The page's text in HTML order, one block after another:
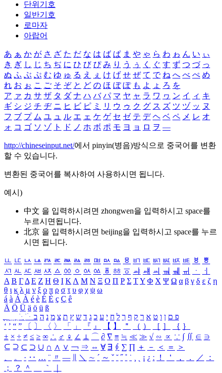
단위기호
일반기호
로마자
아랍어
あ ぁ か が さ ざ た だ な は ば ぱ ま や ゃ ら わ ゎ ん い ぃ
き ぎ し じ ち ぢ に ひ び ぴ み り う ぅ く ぐ す ず つ づ っ
ぬ ふ ぶ ぷ む ゆ ゅ る え ぇ け げ せ ぜ て で ね へ べ ぺ め
れ お ぉ こ ご そ ぞ と ど の ほ ぼ ぽ も よ ょ ろ を
ア ァ カ サ ザ タ ダ ナ ハ バ パ マ ヤ ャ ラ ワ ヮ ン イ ィ キ
ギ シ ジ チ ヂ ニ ヒ ビ ピ ミ リ ウ ゥ ク グ ス ズ ツ ヅ ッ ヌ
フ ブ プ ム ユ ュ ル エ ェ ケ ゲ セ ゼ テ デ ヘ ベ ペ メ レ オ
ォ コ ゴ ソ ゾ ト ド ノ ホ ボ ポ モ ヨ ョ ロ ヲ ―
http://chineseinput.net/에서 pinyin(병음)방식으로 중국어를 변환
할 수 있습니다.
변환된 중국어를 복사하여 사용하시면 됩니다.
예시)
中文 을 입력하시려면 zhongwen을 입력하시고 space를
누르시면됩니다.
北京 을 입력하시려면 beijing을 입력하시고 space를 누르
시면 됩니다.
ㅥ ㅦ ㅧ ㅨ ㅩ ㅪ ㅫ ㅬ ㅭ ㅮ ㅯ ㅰ ㅱ ㅲ ㅳ ㅴ ㅵ ㅶ ㅷ ㅸ
ㅹ
ㅺ ㅻ ㅼ ㅽ ㅾ ㅿ ㆀ ㆁ ㆂ ㆃ ㆄ ㆅ ㆆ ㆇ ㆈ ㆉ ㆊ ㆋ ㆌ ㆍ
ㆎ
Α Β ΓΔ Ε Ζ Η Θ Ι ΚΛ Μ Ν Ξ Ο Π Ρ Σ ΤΥ Φ Χ Ψ Ω α β γ δ ε ζ η
θ ι κ λ μ ν ξ ο π ρ σ τ υ φ χ ψ ω
á à Á À é è É È ç Ç ê
Ä Ö Ü ä ö ü ß
ִֶֹ ֻּ ׁׂ פ ם ן ו ט א ר ק ף ך ל ח י ע כ ג ד ש ץ ת צ מ נ ה ב
‘ ’ “ ” 〔 〕 〈 〉 「 」 『 』 【 】 ＂ （ ） ［ ］ ｛ ｝
± × ÷ ≠ ≤ ≥ ∞ ∴ ♂ ♀ ∠ ⊥ ⌒ ∂ ∇ ≡ ≒ ≪ ≫ √ ∽ ∝ ∵ ∫ ∬ ∈ ∋
⊆ ⊇ ⊂ ⊃ ∪ ∩ ∧ ∨ ￢ ⇒ ⇔ ∀ ∃ ∮ ∑ ∏ ＋ － ＜ ＝
＞
、
。 · ‥ … ¨ 〃 ― ＼ ∼ ´ ～ ˇ ˘ ˝ ˚ ˙ ¸ ¡ ¿ ː ！ ＇ ， ． ／
：
；
？ ＾ ｀